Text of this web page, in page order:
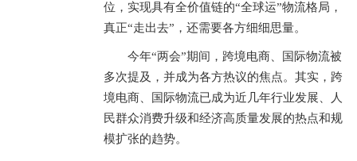
位，实现具有全价值链的“全球运”物流格局，
真正“走出去”，还需要各方细细思量。
今年“两会”期间，跨境电商、国际物流被
多次提及，并成为各方热议的焦点。其实，跨
境电商、国际物流已成为近几年行业发展、人
民群众消费升级和经济高质量发展的热点和规
模扩张的趋势。